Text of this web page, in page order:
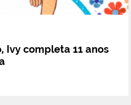
Ivy completa 11 anos